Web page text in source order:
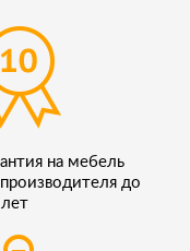
на мебель
до